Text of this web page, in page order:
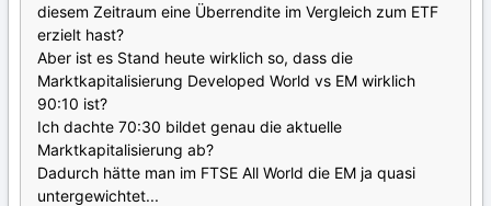
diesem Zeitraum eine Überrendite im Vergleich zum ETF
erzielt hast?
Aber ist es Stand heute wirklich so, dass die
Marktkapitalisierung Developed World vs EM wirklich
90:10 ist?
Ich dachte 70:30 bildet genau die aktuelle
Marktkapitalisierung ab?
Dadurch hätte man im FTSE All World die EM ja quasi
untergewichtet...